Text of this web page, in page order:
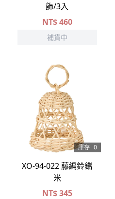
飾/3入
NT$460
補貨中
庫存 0
XO-94-022 藤編鈴鐺
米
NT$345